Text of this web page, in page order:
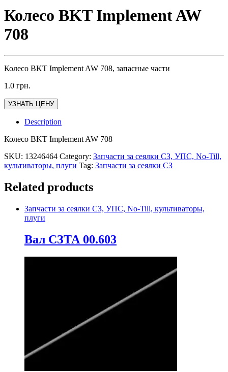
Колесо BKT Implement AW
708
Колесо BKT Implement AW 708, запасные части
1.0 грн.
УЗНАТЬ ЦЕНУ
Description
Колесо BKT Implement AW 708
SKU: 13246464 Category: Запчасти за сеялки СЗ, УПС, No-Till,
культиваторы, плуги Tag: Запчасти за сеялки СЗ
Related products
Запчасти за сеялки СЗ, УПС, No-Till, культиваторы,
плуги
Вал СЗТА 00.603